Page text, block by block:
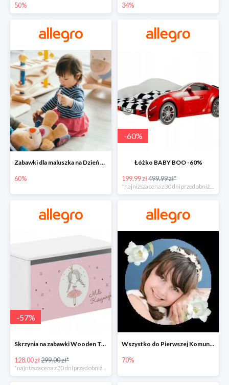
50% 34%
Zabawki dla maluszka na Dzień Dziecka na Allegro do -60%
60%
-60%
Łóżko BABY BOO -60%
199.99 zł499.99 zł*
*najniższa cena z 30 dni przed obniżką
-57%
Skrzynia na zabawki Wooden Toys -57%
128.00 zł299.00 zł*
Wszystko do Pierwszej Komunii na Allegro do -70%
70%